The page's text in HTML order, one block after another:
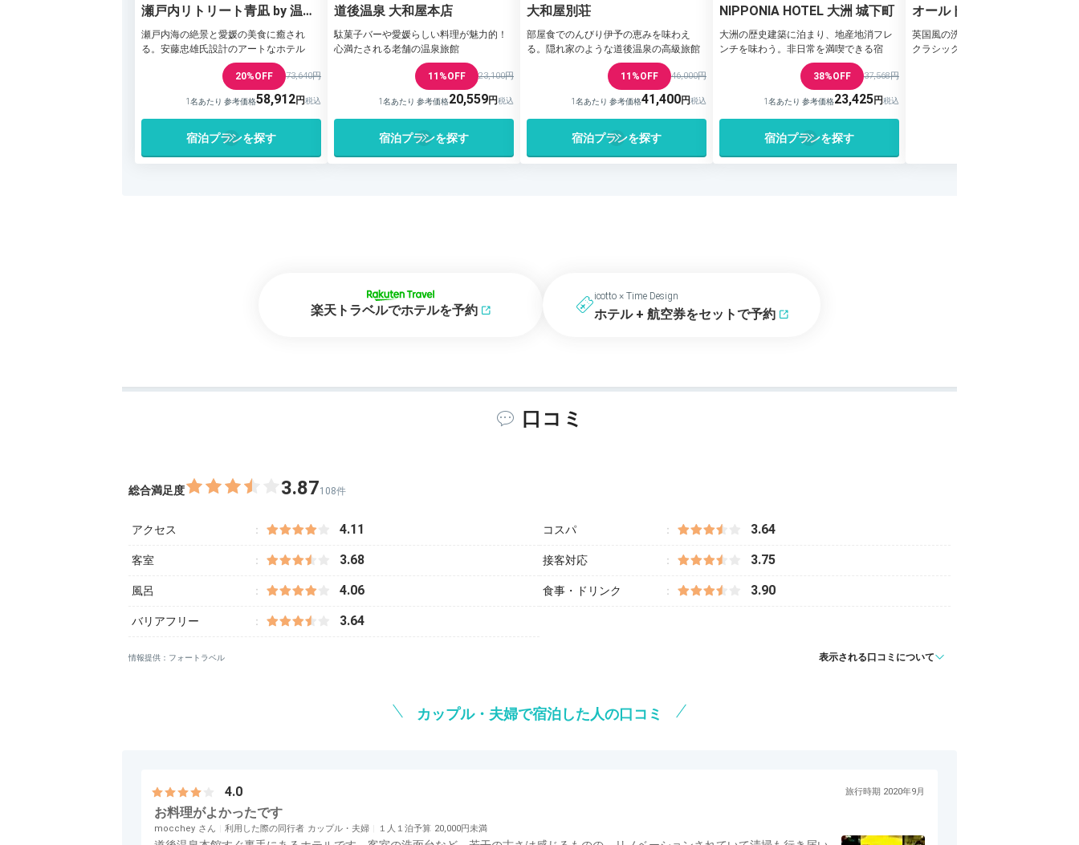
瀬戸内リトリート青凪 by 温故
知新
瀬戸内海の絶景と愛媛の美食に癒され
る。安藤忠雄氏設計のアートなホテル
20%OFF 73,640円
1名あたり 参考価格58,912
宿泊プランを探す
道後温泉 大和屋本店
駄菓子バーや愛媛らしい料理が魅力的！
心満たされる老舗の温泉旅館
11%OFF 23,100円
1名あたり 参考価格20,559
宿泊プランを探す
大和屋別荘
部屋食でのんびり伊予の恵みを味わえ
る。隠れ家のような道後温泉の高級旅館
11%OFF 46,000円
1名あたり 参考価格41,400
宿泊プランを探す
NIPPONIA HOTEL 大洲 城下町
大洲の歴史建築に泊まり、地産地消フレ
ンチを味わう。非日常を満喫できる宿
38%OFF 37,568円
1名あたり 参考価格23,425
宿泊プランを探す
オールドイングランド 道後
の手ホテル
英国風の洗練、温泉の癒し。道後温泉
クラシックホテル
楽天トラベルでホテルを予約
icotto × Time Design
ホテル + 航空券をセットで予約
口コミ
総合満足度 3.87108件
アクセス 4.11 コスパ 3.64
客室 3.68 接客対応 3.75
風呂 4.06 食事・ドリンク 3.90
バリアフリー 3.64
情報提供：フォートラベル 表示される口コミについて
カップル・夫婦で宿泊した人の口コミ
4.0 旅行時期 2020年9月
お料理がよかったです
mocchey 利用した際の同行者 カップル・夫婦 １人１泊予算 20,000円未満